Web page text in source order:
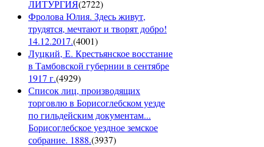
ЛИТУРГИЯ(2722)
Фролова Юлия. Здесь живут,
трудятся, мечтают и творят добро!
14.12.2017.(4001)
Луцкий, Е. Крестьянское восстание
в Тамбовской губернии в сентябре
1917 г.(4929)
Список лиц, производящих
торговлю в Борисоглебском уезде
по гильдейским документам...
Борисоглебское уездное земское
собрание. 1888.(3937)